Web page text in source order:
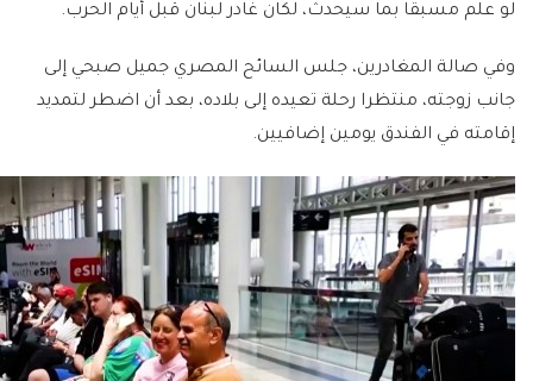
لو علم مسبقا بما سيحدث، لكان غادر لبنان قبل أيام الحرب.
وفي صالة المغادرين، جلس السائح المصري جميل صبحي إلى
جانب زوجته، منتظرا رحلة تعيده إلى بلاده، بعد أن اضطر لتمديد
إقامته في الفندق يومين إضافيين.